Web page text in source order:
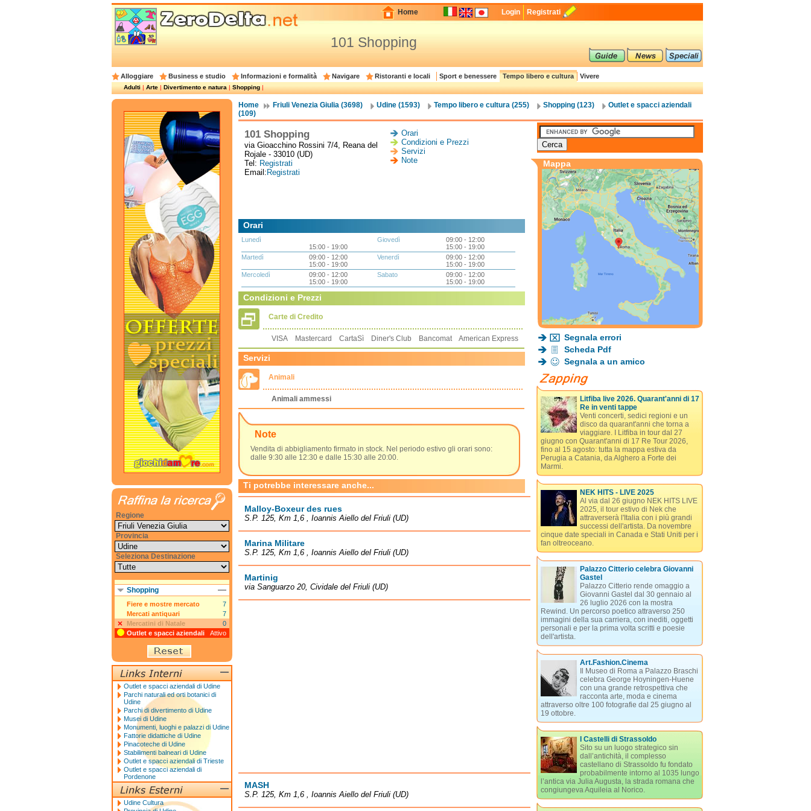
Home Login Registrati
101 Shopping
Alloggiare Business e studio Informazioni e formalità Navigare Ristoranti e locali Sport e benessere Tempo libero e cultura Vivere
Adulti|Arte|Divertimento e natura|Shopping|
Home Friuli Venezia Giulia (3698) Udine (1593) Tempo libero e cultura (255) Shopping (123)
Outlet e spacci aziendali
(109)
101 Shopping
Orari
Condizioni e Prezzi
Servizi
Note
via Gioacchino Rossini 7/4, Reana del
Rojale - 33010 (UD)
Tel: Registrati
Email: Registrati
Orari
Lunedì
15:00 - 19:00
Martedì
09:00 - 12:00
15:00 - 19:00
Mercoledì
09:00 - 12:00
15:00 - 19:00
Giovedì
09:00 - 12:00
15:00 - 19:00
Venerdì
09:00 - 12:00
15:00 - 19:00
Sabato
09:00 - 12:00
15:00 - 19:00
Condizioni e Prezzi
Carte di Credito
VISA Mastercard CartaSì Diner's Club Bancomat American Express
Servizi
Animali
Animali ammessi
Note
Vendita di abbigliamento firmato in stock. Nel periodo estivo gli orari sono:
dalle 9:30 alle 12:30 e dalle 15:30 alle 20:00.
Ti potrebbe interessare anche...
Malloy-Boxeur des rues
S.P. 125, Km 1,6 , Ioannis Aiello del Friuli (UD)
Marina Militare
S.P. 125, Km 1,6 , Ioannis Aiello del Friuli (UD)
Martinig
via Sanguarzo 20, Cividale del Friuli (UD)
MASH
S.P. 125, Km 1,6 , Ioannis Aiello del Friuli (UD)
Mappa
Segnala errori
Scheda Pdf
Segnala a un amico
Litfiba live 2026. Quarant'anni di 17
Re in venti tappe
Venti concerti, sedici regioni e un
disco da quarant'anni che torna a
viaggiare. I Litfiba in tour dal 27
giugno con Quarant'anni di 17 Re Tour 2026,
fino al 15 agosto: tutta la mappa estiva da
Perugia a Catania, da Alghero a Forte dei
Marmi.
NEK HITS - LIVE 2025
Al via dal 26 giugno NEK HITS LIVE
2025, il tour estivo di Nek che
attraverserà l'Italia con i più grandi
successi dell'artista. Da novembre
cinque date speciali in Canada e Stati Uniti per i
fan oltreoceano.
Palazzo Citterio celebra Giovanni
Gastel
Palazzo Citterio rende omaggio a
Giovanni Gastel dal 30 gennaio al
26 luglio 2026 con la mostra
Rewind. Un percorso poetico attraverso 250
immagini della sua carriera, con inediti, oggetti
personali e per la prima volta scritti e poesie
dell'artista.
Art.Fashion.Cinema
Il Museo di Roma a Palazzo Braschi
celebra George Hoyningen-Huene
con una grande retrospettiva che
racconta arte, moda e cinema
attraverso oltre 100 fotografie dal 25 giugno al
19 ottobre.
I Castelli di Strassoldo
Sito su un luogo strategico sin
dall’antichità, il complesso
castellano di Strassoldo fu fondato
probabilmente intorno al 1035 lungo
l’antica via Julia Augusta, la strada romana che
congiungeva Aquileia al Norico.
Regione
Provincia
Seleziona Destinazione
Shopping
Fiere e mostre mercato
7
Mercati antiquari
7
Mercatini di Natale
0
Outlet e spacci aziendali
Attivo
Outlet e spacci aziendali di Udine
Parchi naturali ed orti botanici di
Udine
Parchi di divertimento di Udine
Musei di Udine
Monumenti, luoghi e palazzi di Udine
Fattorie didattiche di Udine
Pinacoteche di Udine
Stabilimenti balneari di Udine
Outlet e spacci aziendali di Trieste
Outlet e spacci aziendali di
Pordenone
Udine Cultura